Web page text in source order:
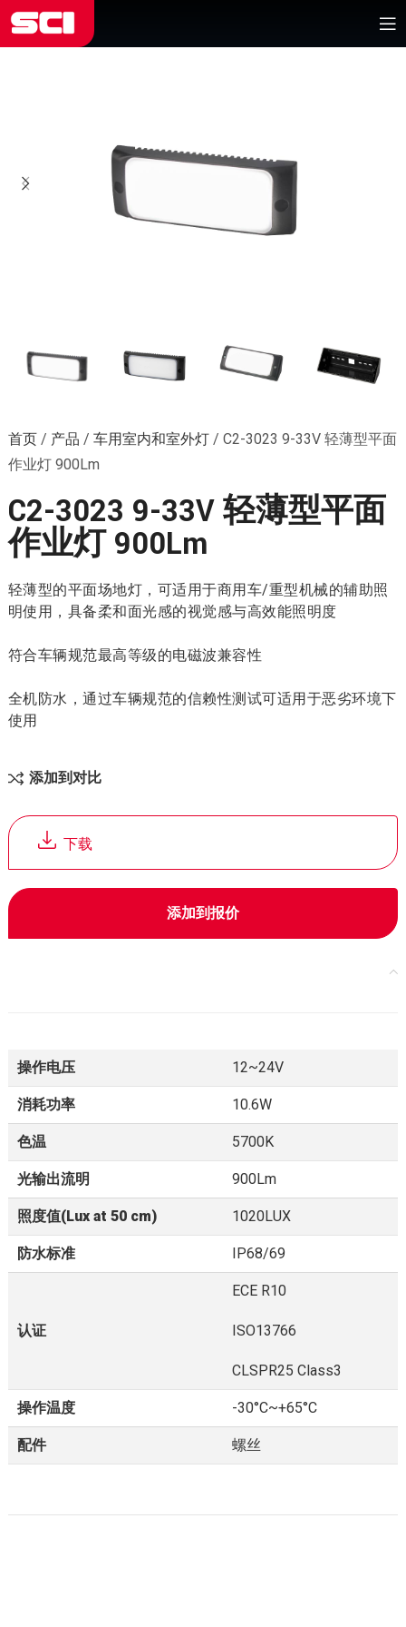
首页/ 产品 / 车用室内和室外灯/ C2-3023 9-33V 轻薄型平面
作业灯 900Lm
下载
C2-3023 9-33V 轻薄型平面
作业灯 900Lm
轻薄型的平面场地灯，可适用于商用车/重型机械的辅助照
明使用，具备柔和面光感的视觉感与高效能照明度
符合车辆规范最高等级的电磁波兼容性
全机防水，通过车辆规范的信赖性测试可适用于恶劣环境下
使用
添加到对比
添加到报价
操作电压 12~24V
消耗功率 10.6W
色温 5700K
光输出流明 900Lm
照度值(Lux at 50 cm) 1020LUX
防水标准 IP68/69
认证
ECE R10
ISO13766
CLSPR25 Class3
操作温度 -30°C~+65°C
配件 螺丝